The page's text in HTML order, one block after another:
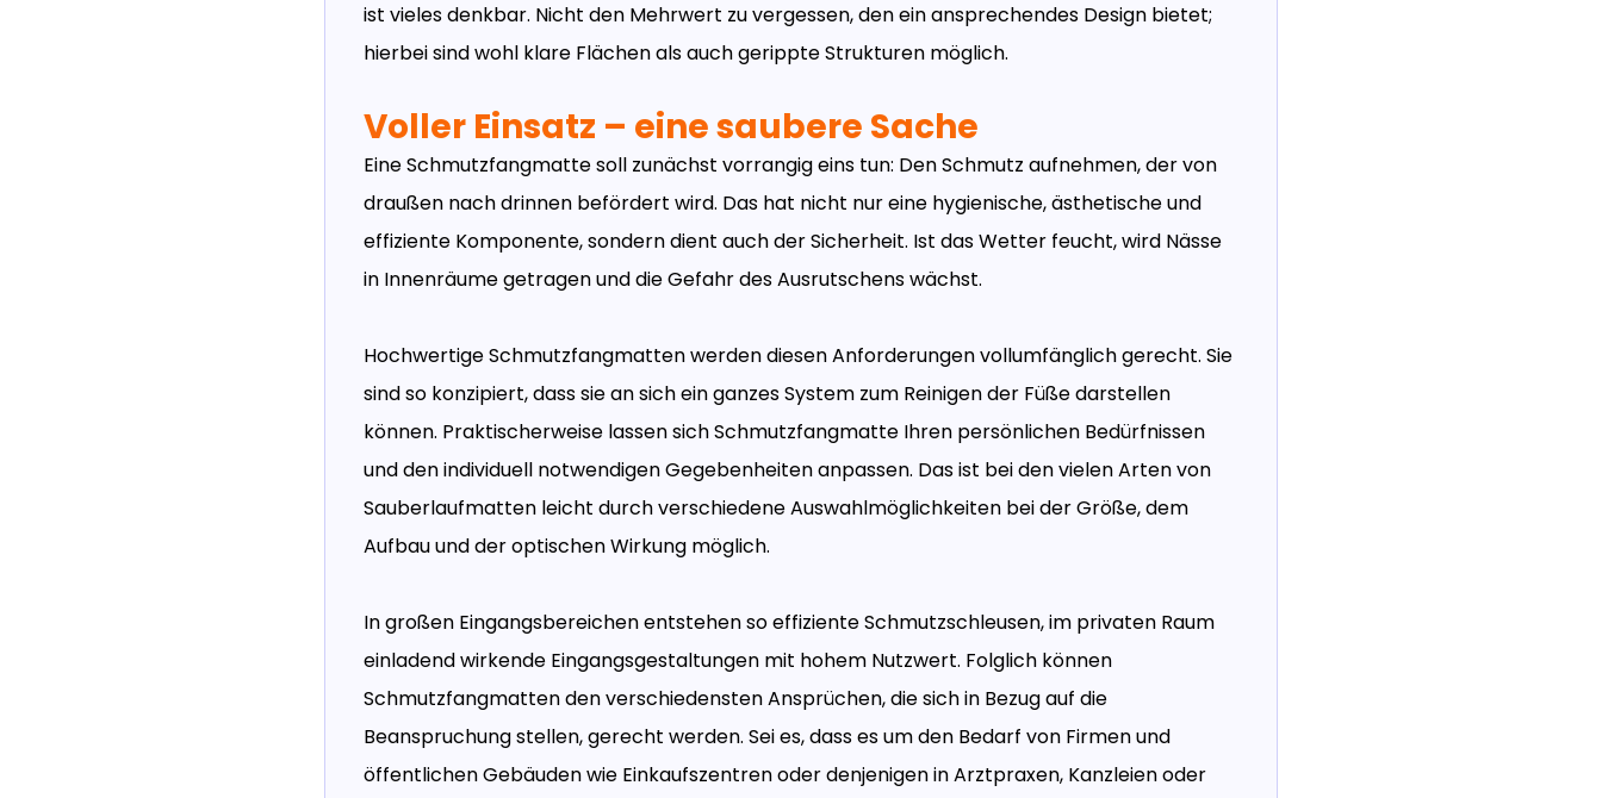
ist vieles denkbar. Nicht den Mehrwert zu vergessen, den ein ansprechendes Design bietet;
hierbei sind wohl klare Flächen als auch gerippte Strukturen möglich.
Voller Einsatz – eine saubere Sache
Eine Schmutzfangmatte soll zunächst vorrangig eins tun: Den Schmutz aufnehmen, der von
draußen nach drinnen befördert wird. Das hat nicht nur eine hygienische, ästhetische und
effiziente Komponente, sondern dient auch der Sicherheit. Ist das Wetter feucht, wird Nässe
in Innenräume getragen und die Gefahr des Ausrutschens wächst.
Hochwertige Schmutzfangmatten werden diesen Anforderungen vollumfänglich gerecht. Sie
sind so konzipiert, dass sie an sich ein ganzes System zum Reinigen der Füße darstellen
können. Praktischerweise lassen sich Schmutzfangmatte Ihren persönlichen Bedürfnissen
und den individuell notwendigen Gegebenheiten anpassen. Das ist bei den vielen Arten von
Sauberlaufmatten leicht durch verschiedene Auswahlmöglichkeiten bei der Größe, dem
Aufbau und der optischen Wirkung möglich.
In großen Eingangsbereichen entstehen so effiziente Schmutzschleusen, im privaten Raum
einladend wirkende Eingangsgestaltungen mit hohem Nutzwert. Folglich können
Schmutzfangmatten den verschiedensten Ansprüchen, die sich in Bezug auf die
Beanspruchung stellen, gerecht werden. Sei es, dass es um den Bedarf von Firmen und
öffentlichen Gebäuden wie Einkaufszentren oder denjenigen in Arztpraxen, Kanzleien oder